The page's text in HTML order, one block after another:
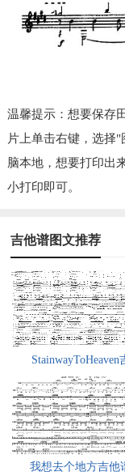
温馨提示：想要保存
片上单击右键，选择
脑本地，想要打印出
小打印即可。
吉他谱图文推荐
StainwayToHeaven
我想去个地方吉他